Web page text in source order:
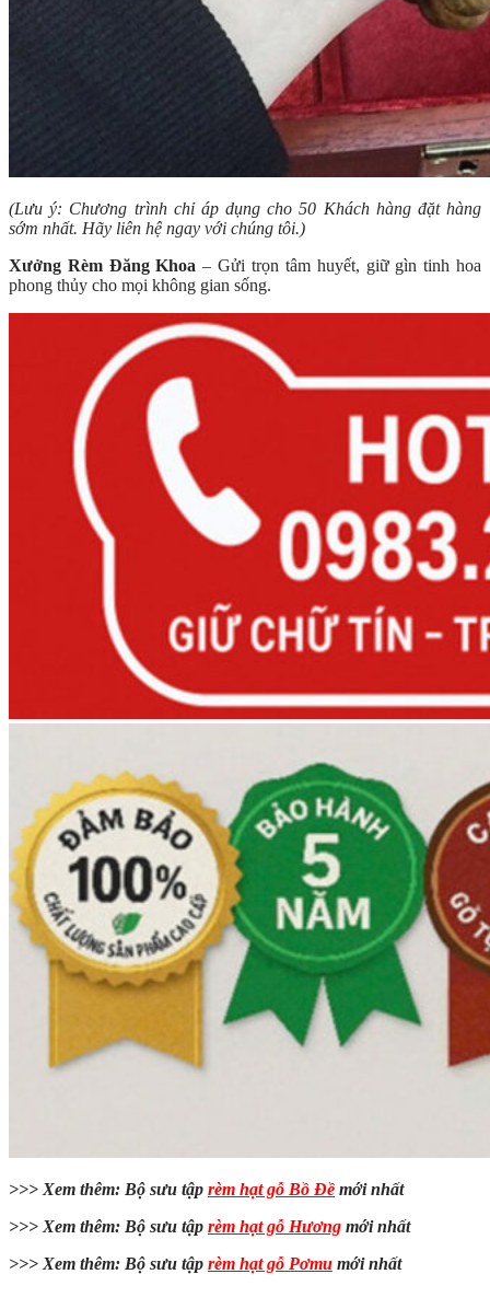
(Lưu ý: Chương trình chỉ áp dụng cho 50 Khách hàng đặt hàng
sớm nhất. Hãy liên hệ ngay với chúng tôi.)
Xưởng Rèm Đăng Khoa – Gửi trọn tâm huyết, giữ gìn tinh hoa
phong thủy cho mọi không gian sống.
>>> Xem thêm: Bộ sưu tập rèm hạt gỗ Bồ Đề mới nhất
>>> Xem thêm: Bộ sưu tập rèm hạt gỗ Hương mới nhất
>>> Xem thêm: Bộ sưu tập rèm hạt gỗ Pơmu mới nhất